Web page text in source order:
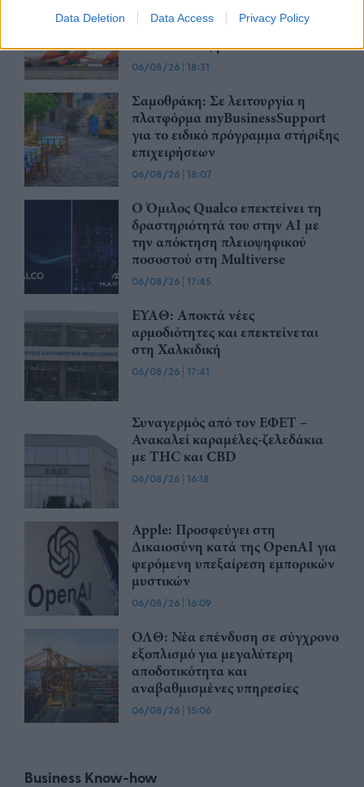
Data Deletion Data Access Privacy Policy
Εξαγοράζει την EasyJet έναντι 7,7
δισ. δολαρίων - Η δήλωση του Sir
Στέλιου Χατζηιωάννου
06/08/26 | 18:31
Σαμοθράκη: Σε λειτουργία η
πλατφόρμα myBusinessSupport
για το ειδικό πρόγραμμα στήριξης
επιχειρήσεων
06/08/26 | 18:07
Ο Όμιλος Qualco επεκτείνει τη
δραστηριότητά του στην ΑΙ με
την απόκτηση πλειοψηφικού
ποσοστού στη Multiverse
06/08/26 | 17:45
ΕΥΑΘ: Αποκτά νέες
αρμοδιότητες και επεκτείνεται
στη Χαλκιδική
06/08/26 | 17:41
Συναγερμός από τον ΕΦΕΤ –
Ανακαλεί καραμέλες-ζελεδάκια
με THC και CBD
06/08/26 | 16:18
Apple: Προσφεύγει στη
Δικαιοσύνη κατά της OpenAI για
φερόμενη υπεξαίρεση εμπορικών
μυστικών
06/08/26 | 16:09
ΟΛΘ: Νέα επένδυση σε σύγχρονο
εξοπλισμό για μεγαλύτερη
αποδοτικότητα και
αναβαθμισμένες υπηρεσίες
06/08/26 | 15:06
Business Know-how